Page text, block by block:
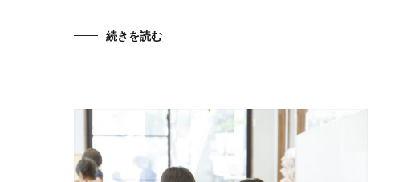
続きを読む